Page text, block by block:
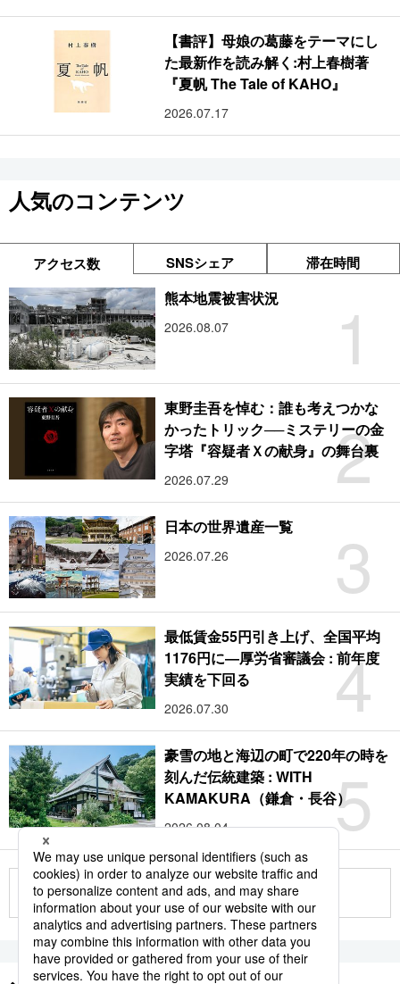
【書評】母娘の葛藤をテーマにし
た最新作を読み解く:村上春樹著
『夏帆 The Tale of KAHO』
2026.07.17
人気のコンテンツ
アクセス数 SNSシェア 滞在時間
1
熊本地震被害状況
2026.08.07
2
東野圭吾を悼む：誰も考えつかな
かったトリック──ミステリーの金
字塔『容疑者Ｘの献身』の舞台裏
2026.07.29
3
日本の世界遺産一覧
2026.07.26
4
最低賃金55円引き上げ、全国平均
1176円に―厚労省審議会 : 前年度
実績を下回る
2026.07.30
5
豪雪の地と海辺の町で220年の時を
刻んだ伝統建築 : WITH
KAMAKURA（鎌倉・長谷）
2026.08.04
もっと見る